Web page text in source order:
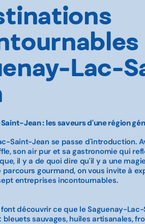
Lac-
Jean : les saveurs d'une région
Saint-Jean se passe d'introduction.
son air pur et sa gastronomie qui
il y a de quoi dire qu'il y a une
parcours gourmand, on vous invite à
entreprises incontournables.
font découvrir ce que le Saguenay-
bleuets sauvages, huiles artisanales,